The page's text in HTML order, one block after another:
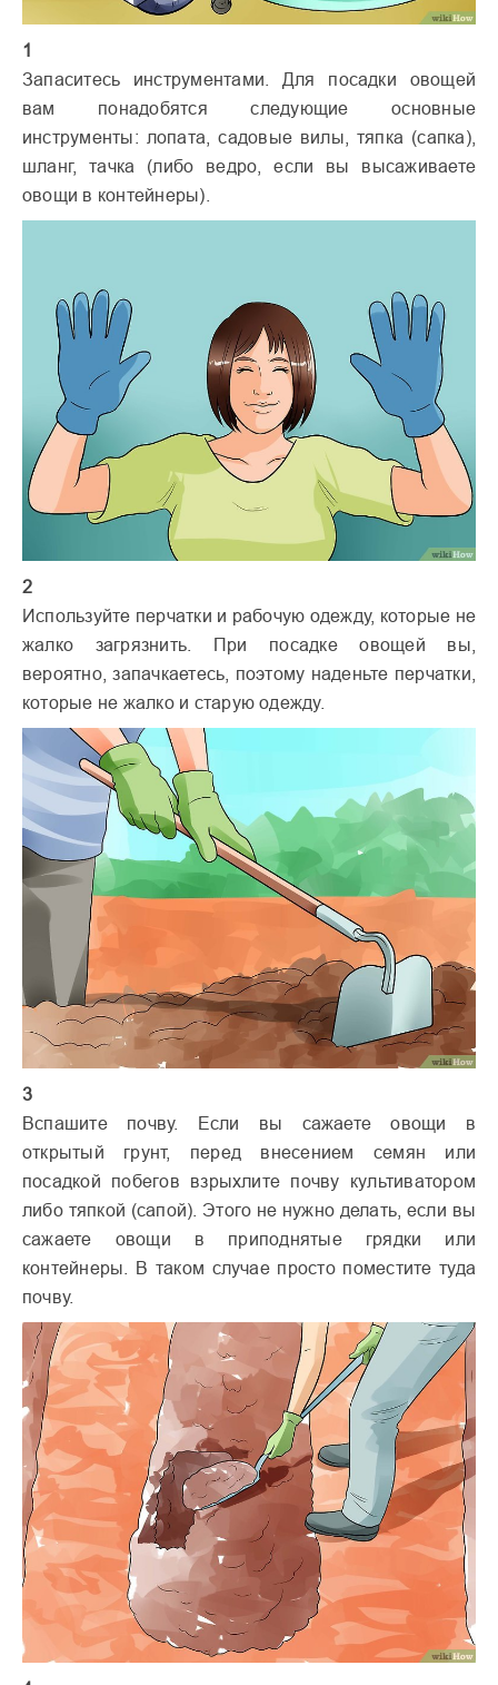
1
Запаситесь инструментами. Для посадки овощей
вам понадобятся следующие основные
инструменты: лопата, садовые вилы, тяпка (сапка),
шланг, тачка (либо ведро, если вы высаживаете
овощи в контейнеры).
2
Используйте перчатки и рабочую одежду, которые не
жалко загрязнить. При посадке овощей вы,
вероятно, запачкаетесь, поэтому наденьте перчатки,
которые не жалко и старую одежду.
3
Вспашите почву. Если вы сажаете овощи в
открытый грунт, перед внесением семян или
посадкой побегов взрыхлите почву культиватором
либо тяпкой (сапой). Этого не нужно делать, если вы
сажаете овощи в приподнятые грядки или
контейнеры. В таком случае просто поместите туда
почву.